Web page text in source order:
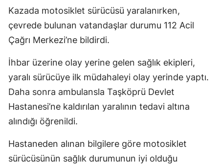
Kazada motosiklet sürücüsü yaralanırken,
çevrede bulunan vatandaşlar durumu 112 Acil
Çağrı Merkezi’ne bildirdi.
İhbar üzerine olay yerine gelen sağlık ekipleri,
yaralı sürücüye ilk müdahaleyi olay yerinde yaptı.
Daha sonra ambulansla Taşköprü Devlet
Hastanesi’ne kaldırılan yaralının tedavi altına
alındığı öğrenildi.
Hastaneden alınan bilgilere göre motosiklet
sürücüsünün sağlık durumunun iyi olduğu